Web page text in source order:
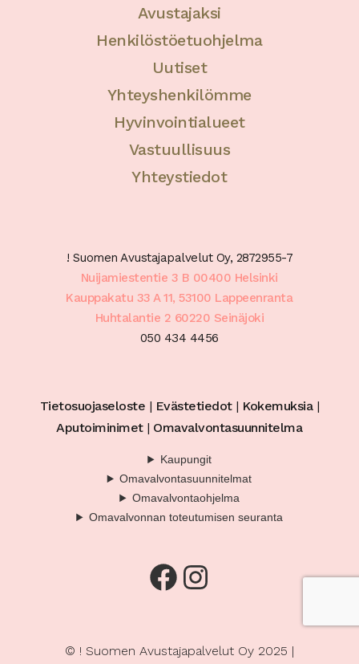
Avustajaksi
Henkilöstöetuohjelma
Uutiset
Yhteyshenkilömme
Hyvinvointialueet
Vastuullisuus
Yhteystiedot
! Suomen Avustajapalvelut Oy, 2872955-7
Nuijamiestentie 3 B 00400 Helsinki
Kauppakatu 33 A 11, 53100 Lappeenranta
Huhtalantie 2 60220 Seinäjoki
050 434 4456
Tietosuojaseloste | Evästetiedot| Kokemuksia|
Aputoiminimet| Omavalvontasuunnitelma
Kaupungit
Omavalvontasuunnitelmat
Omavalvontaohjelma
Omavalvonnan toteutumisen seuranta
Facebook Instagram
© ! Suomen Avustajapalvelut Oy 2025 |